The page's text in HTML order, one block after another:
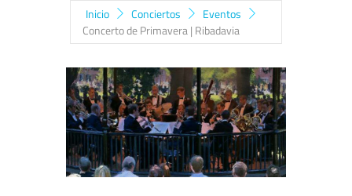
Inicio Conciertos
Eventos
Concerto de Primavera | Ribadavia